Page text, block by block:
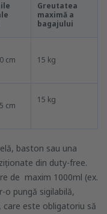
Greutatea
maximă a
bagajului
cm 15 kg
cm
15 kg
baston sau una
din duty-free.
de maxim 1000ml (ex.
o pungă sigilabilă,
care este obligatoriu să